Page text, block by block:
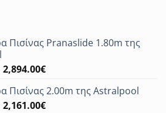
Πισίνας Pranaslide 1.80m της
Original
was:
3,180.00€.
2,894.00€Η
τιμή
είναι:
Πισίνας 2.00m της Astralpool
Original
2,161.00€Η